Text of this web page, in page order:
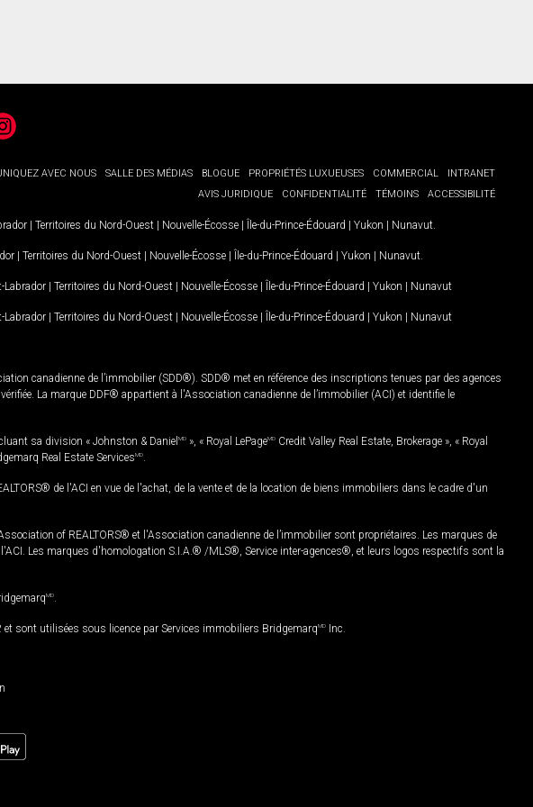
AVEC NOUS SALLE DES MÉDIAS BLOGUE PROPRIÉTÉS LUXUEUSES COMMERCIAL
INTRANET
AVIS JURIDIQUE
CONFIDENTIALITÉ TÉMOINS ACCESSIBILITÉ
| Territoires du Nord-Ouest | Nouvelle-Écosse | Île-du-Prince-Édouard | Yukon | Nunavut
| Territoires du Nord-Ouest | Nouvelle-Écosse | Île-du-Prince-Édouard | Yukon | Nunavut
Labrador | Territoires du Nord-Ouest | Nouvelle-Écosse | Île-du-Prince-Édouard | Yukon | Nunavut
Labrador | Territoires du Nord-Ouest | Nouvelle-Écosse | Île-du-Prince-Édouard | Yukon | Nunavut
canadienne de l’immobilier (SDD®). SDD® met en référence des inscriptions tenues par des agences
La marque DDF® appartient à l'Association canadienne de l’immobilier (ACI) et identifie le
sa division « Johnston & Daniel MD », « Royal LePageMD Credit Valley Real Estate, Brokerage », « Royal
Real Estate ServicesMD
de l'ACI en vue de l'achat, de la vente et de la location de biens immobiliers dans le cadre d'un
of REALTORS® et l'Association canadienne de l’immobilier sont propriétaires. Les marques de
Les marques d'homologation S.I.A.® /MLS®, Service inter-agences®, et leurs logos respectifs sont la
MD
et sont utilisées sous licence par Services immobiliers BridgemarqMD Inc.